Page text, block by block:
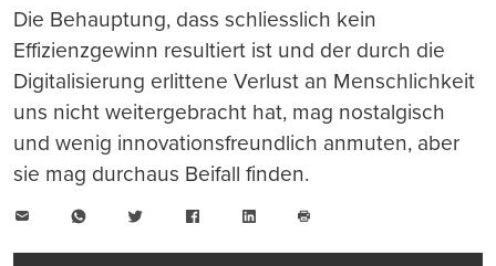
Die Behauptung, dass schliesslich kein
Effizienzgewinn resultiert ist und der durch die
Digitalisierung erlittene Verlust an Menschlichkeit
uns nicht weitergebracht hat, mag nostalgisch
und wenig innovationsfreundlich anmuten, aber
sie mag durchaus Beifall finden.
WhatsAppTwitter FacebookLinkedIn
drucken